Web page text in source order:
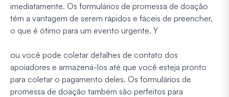
imediatamente. Os formulários de promessa de doação
têm a vantagem de serem rápidos e fáceis de preencher,
o que é ótimo para um evento urgente. Y
ou você pode coletar detalhes de contato dos
apoiadores e armazená-los até que você esteja pronto
para coletar o pagamento deles. Os formulários de
promessa de doação também são perfeitos para